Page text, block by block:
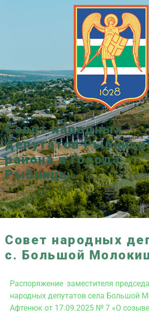
Совет народных
депутатов
района и города
Рыбницы
Совет народных
с. Большой
Распоряжение заместителя
народных депутатов села Большой
Афтенюк от 17.09.2025 № 7 «О